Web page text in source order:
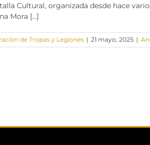
Cultural, organizada desde hace
Mora […]
de Tropas y Legiones | 21 mayo, 2025 |